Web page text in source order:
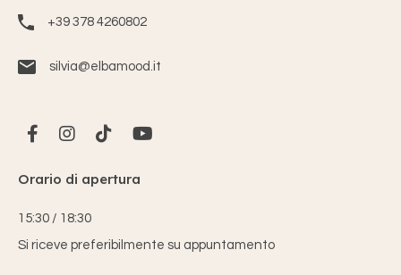
+39 378 4260802
silvia@elbamood.it
Orario di apertura
15:30 / 18:30
Si riceve preferibilmente su appuntamento